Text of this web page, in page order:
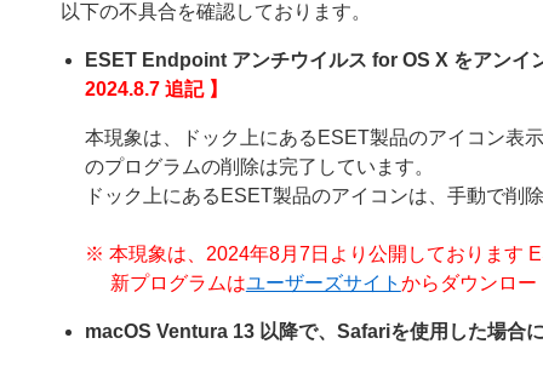
以下の不具合を確認しております。
ESET Endpoint アンチウイルス for OS X をアンイ
2024.8.7 追記 】
本現象は、ドック上にあるESET製品のアイコン表
のプログラムの削除は完了しています。
ドック上にあるESET製品のアイコンは、手動で削
※ 本現象は、2024年8月7日より公開しております
新プログラムはユーザーズサイト からダウンロ
macOS Ventura 13 以降で、Safariを使用した場合